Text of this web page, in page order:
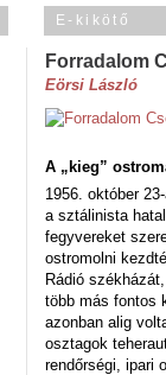
E-kikötő
Forradalom
Eörsi László
A „kieg”
1956. október
a sztálinista
fegyvereket
ostromolni
Rádió
több más fontos
azonban alig
osztagok
rendőrségi, ipari